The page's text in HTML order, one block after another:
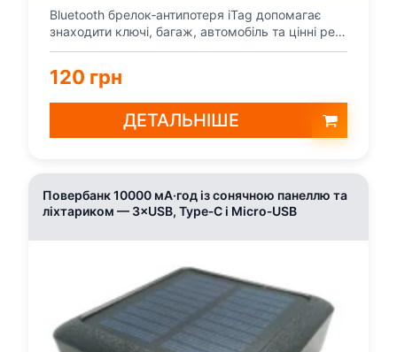
Bluetooth брелок‑антипотеря iTag допомагає
знаходити ключі, багаж, автомобіль та цінні речі
через см...
120 грн
ДЕТАЛЬНІШЕ
Повербанк 10000 мА·год із сонячною панеллю та
ліхтариком — 3×USB, Type‑C і Micro‑USB